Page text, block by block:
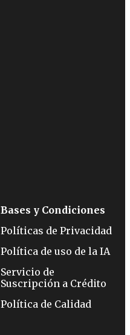
Bases y Condiciones
Políticas de Privacidad
Política de uso de la IA
Servicio de
Suscripción a Crédito
Política de Calidad